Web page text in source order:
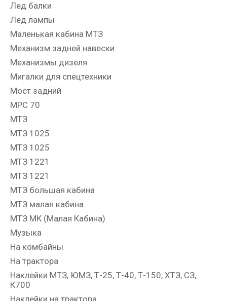
Лед балки
Лед лампы
Маленькая кабина МТЗ
Механизм задней навески
Механизмы дизеля
Мигалки для спецтехники
Мост задний
МРС 70
МТЗ
МТЗ 1025
МТЗ 1025
МТЗ 1221
МТЗ 1221
МТЗ большая кабина
МТЗ малая кабина
МТЗ МК (Малая Кабина)
Музыка
На комбайны
На трактора
Наклейки МТЗ, ЮМЗ, Т-25, Т-40, Т-150, ХТЗ, СЗ,
К700